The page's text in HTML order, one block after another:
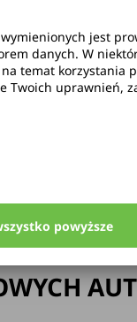
odwołanie
AUT
jest
danych. W
temat korzystania
Twoich uprawnień,
powyższe